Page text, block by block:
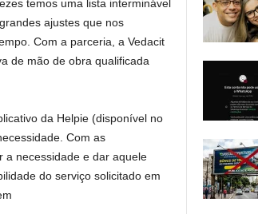
temos uma lista interminável
ajustes que nos
Com a parceria, a Vedacit
de mão de obra qualificada
da Helpie (disponível no
Com as
a necessidade e dar aquele
do serviço solicitado em